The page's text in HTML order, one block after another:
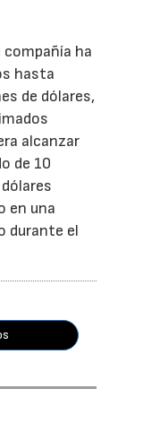
compañía ha
hasta
de dólares,
alcanzar
de 10
en una
durante el